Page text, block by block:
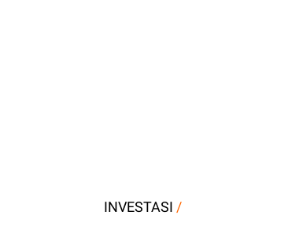
INVESTASI /